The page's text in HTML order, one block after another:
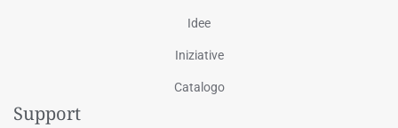
Idee
Iniziative
Catalogo
Support